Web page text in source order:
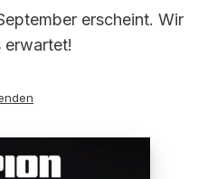
erscheint. Wir
erwartet!